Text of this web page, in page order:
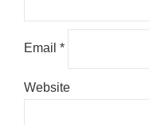
Email *
Website